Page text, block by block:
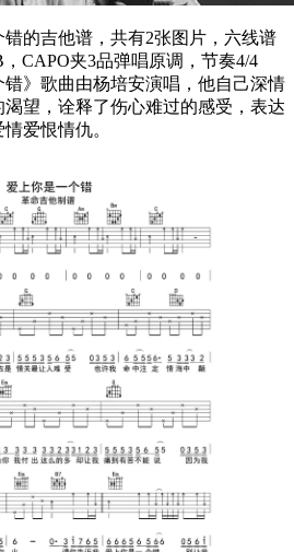
的吉他谱，共有2张图片，六线谱
CAPO夹3品弹唱原调，节奏4/4
》歌曲由杨培安演唱，他自己深情
望，诠释了伤心难过的感受，表达
爱恨情仇。